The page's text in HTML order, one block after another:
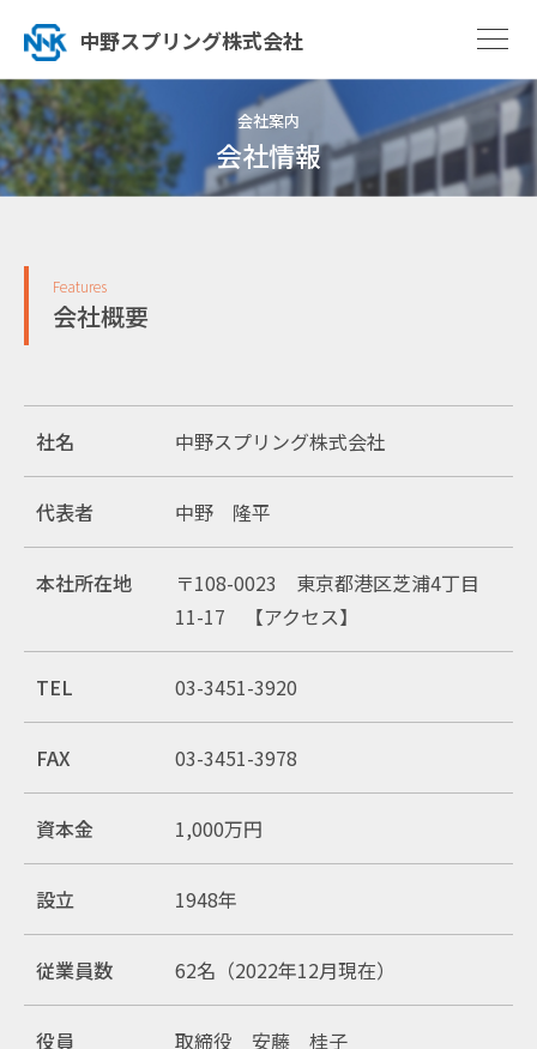
中野スプリング株式会社
会社案内
会社情報
Features
会社概要
社名 中野スプリング株式会社
代表者 中野 隆平
本社所在地
〒108-0023 東京都港区芝浦4丁目
11-17 【アクセス】
TEL 03-3451-3920
FAX 03-3451-3978
資本金 1,000万円
設立 1948年
従業員数 62名（2022年12月現在）
役員
取締役 安藤 桂子